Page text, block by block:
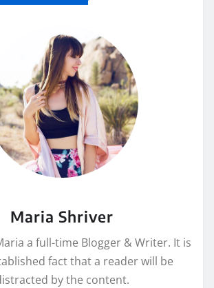
Maria Shriver
a full-time Blogger & Writer. It is
fact that a reader will be
by the content.